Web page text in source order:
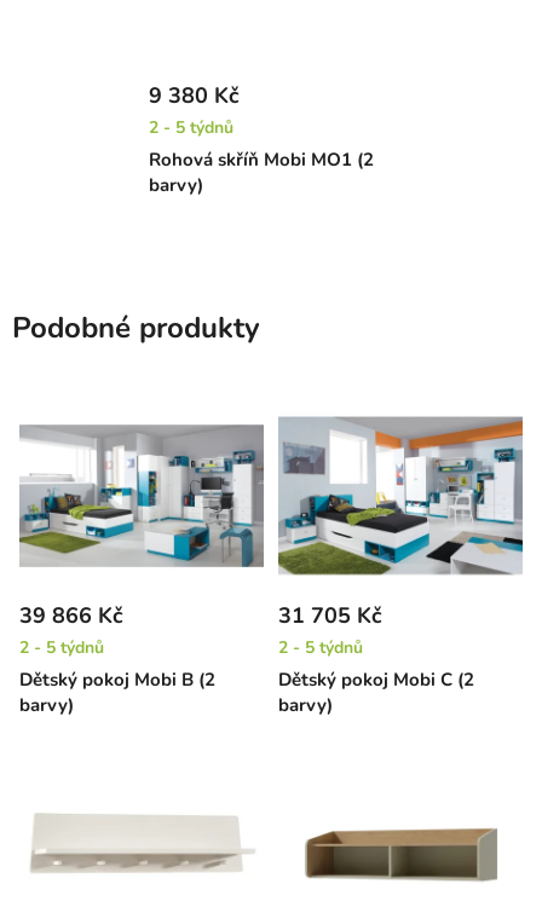
Rohová skříň Mobi MO1 (2
barvy)
9 380 Kč
2 - 5 týdnů
Podobné produkty
Dětský pokoj Mobi B (2
barvy)
39 866 Kč
2 - 5 týdnů
Dětský pokoj Mobi C (2
barvy)
31 705 Kč
2 - 5 týdnů